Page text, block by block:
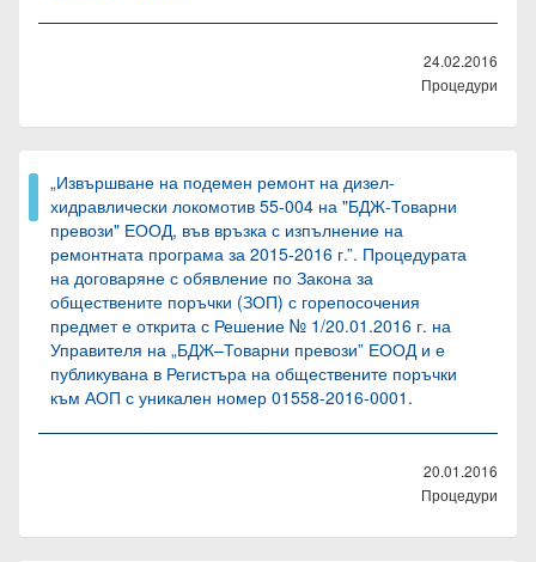
24.02.2016
Процедури
„Извършване на подемен ремонт на дизел-
хидравлически локомотив 55-004 на "БДЖ-Товарни
превози" ЕООД, във връзка с изпълнение на
ремонтната програма за 2015-2016 г.”. Процедурата
на договаряне с обявление по Закона за
обществените поръчки (ЗОП) с горепосочения
предмет е открита с Решение № 1/20.01.2016 г. на
Управителя на „БДЖ–Товарни превози” ЕООД и е
публикувана в Регистъра на обществените поръчки
към АОП с уникален номер 01558-2016-0001.
20.01.2016
Процедури